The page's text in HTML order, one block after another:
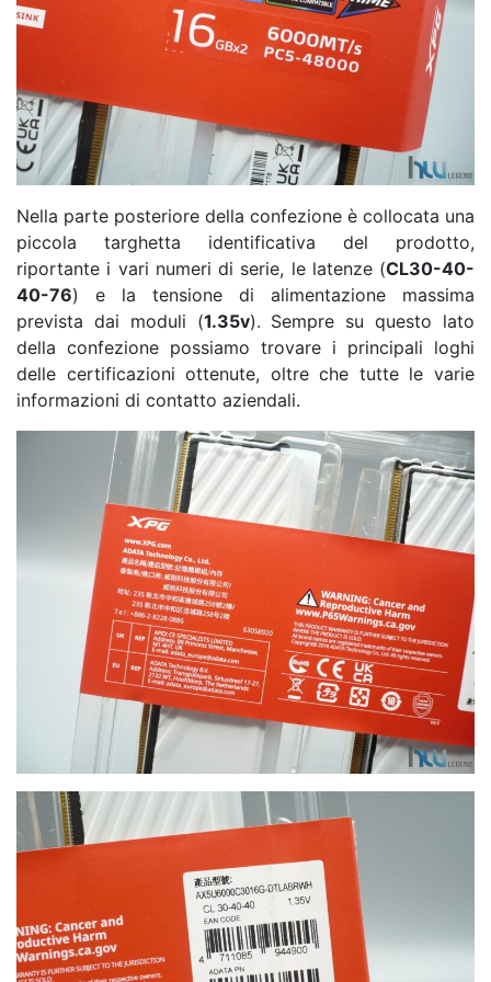
Nella parte posteriore della confezione è collocata una
piccola targhetta identificativa del prodotto,
riportante i vari numeri di serie, le latenze (CL30-40-
40-76) e la tensione di alimentazione massima
prevista dai moduli (1.35v). Sempre su questo lato
della confezione possiamo trovare i principali loghi
delle certificazioni ottenute, oltre che tutte le varie
informazioni di contatto aziendali.